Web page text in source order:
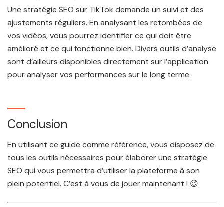
Une stratégie SEO sur TikTok demande un suivi et des
ajustements réguliers. En analysant les retombées de
vos vidéos, vous pourrez identifier ce qui doit être
amélioré et ce qui fonctionne bien. Divers outils d’analyse
sont d’ailleurs disponibles directement sur l’application
pour analyser vos performances sur le long terme.
Conclusion
En utilisant ce guide comme référence, vous disposez de
tous les outils nécessaires pour élaborer une stratégie
SEO qui vous permettra d’utiliser la plateforme à son
plein potentiel. C’est à vous de jouer maintenant ! 😉